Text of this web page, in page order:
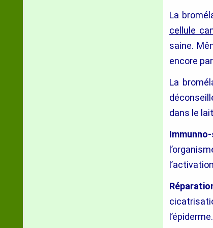
La
cellule
saine.
encore
La
dans le
l’épiderme.